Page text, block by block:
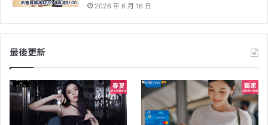
2026 年 6 月 16 日
最後更新